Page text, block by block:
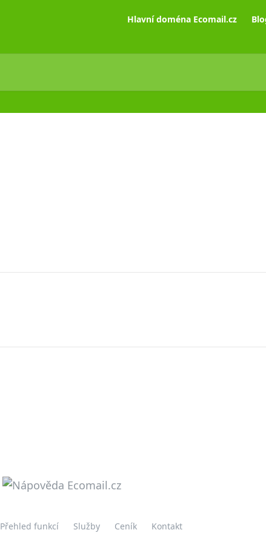
Hlavní doména Ecomail.cz
Přehled funkcí Služby Ceník Kontakt